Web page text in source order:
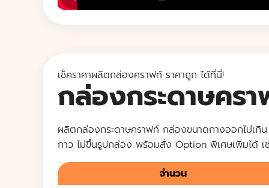
เช็คราคาผลิตกล่องคราฟท์ ราคาถูก ได้ที่นี่!
กล่องกระดาษครา
ผลิตกล่องกระดาษคราฟท์ กล่องขนาดกางออกไม่เ
กาว ไม่ขึ้นรูปกล่อง พร้อมสั่ง Option พิเศษเพิ่มได้ เ
จำนวน